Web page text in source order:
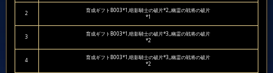
2
育成ギフトB003*1,暗影騎士の破片*2,,幽霊の戦将の破片
*1
3
育成ギフトB003*1,暗影騎士の破片*3,,幽霊の戦将の破片
*2
4
育成ギフトB003*1,暗影騎士の破片*3,,幽霊の戦将の破片
*2